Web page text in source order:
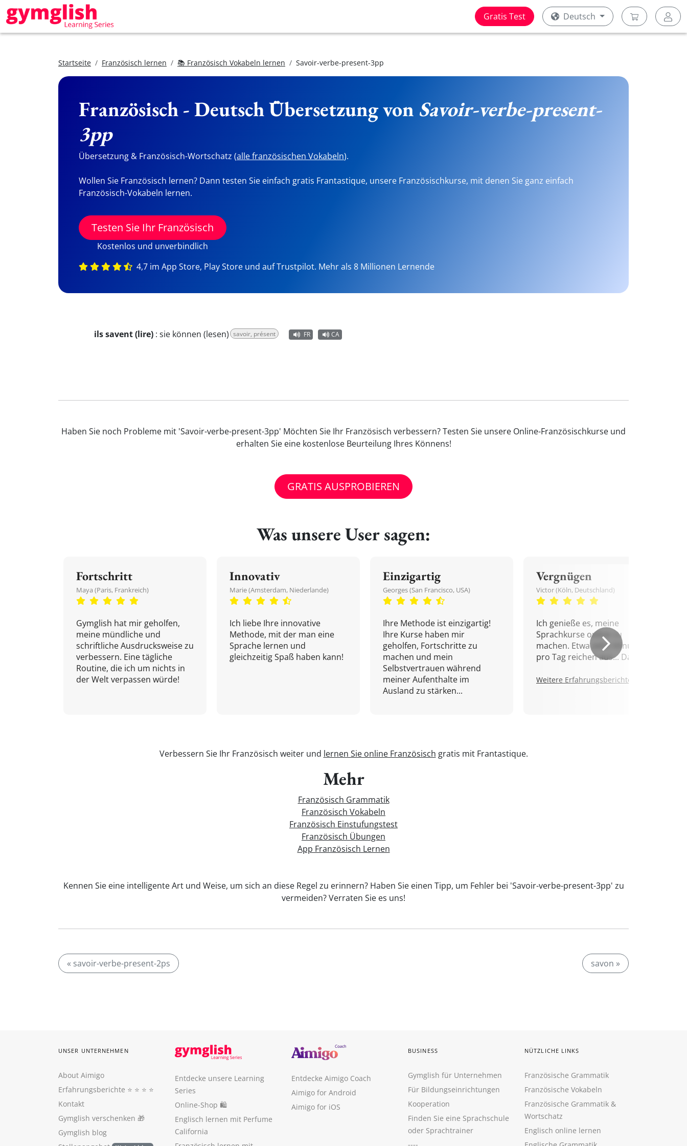
Gratis Test Deutsch
Startseite Französisch lernen 📚 Französisch Vokabeln lernen Savoir-verbe-present-3pp
Französisch - Deutsch Übersetzung von Savoir-verbe-present-
3pp
Übersetzung & Französisch-Wortschatz (alle französischen Vokabeln).
Wollen Sie Französisch lernen? Dann testen Sie einfach gratis Frantastique, unsere Französischkurse, mit denen Sie ganz einfach
Französisch-Vokabeln lernen.
Testen Sie Ihr Französisch
Kostenlos und unverbindlich
4,7 im App Store, Play Store und auf Trustpilot. Mehr als 8 Millionen Lernende
ils savent (lire) : sie können (lesen) savoir, présent FR CA
Haben Sie noch Probleme mit 'Savoir-verbe-present-3pp' Möchten Sie Ihr Französisch verbessern? Testen Sie unsere Online-Französischkurse und
erhalten Sie eine kostenlose Beurteilung Ihres Könnens!
GRATIS AUSPROBIEREN
Was unsere User sagen:
Fortschritt
Maya (Paris, Frankreich)
Gymglish hat mir geholfen,
meine mündliche und
schriftliche Ausdrucksweise zu
verbessern. Eine tägliche
Routine, die ich um nichts in
der Welt verpassen würde!
Innovativ
Marie (Amsterdam, Niederlande)
Ich liebe Ihre innovative
Methode, mit der man eine
Sprache lernen und
gleichzeitig Spaß haben kann!
Einzigartig
Georges (San Francisco, USA)
Ihre Methode ist einzigartig!
Ihre Kurse haben mir
geholfen, Fortschritte zu
machen und mein
Selbstvertrauen während
meiner Aufenthalte im
Ausland zu stärken...
Vergnügen
Victor (Köln, Deutschland)
Ich genieße es, meine
Sprachkurse online zu
machen. Etwa zehn Minuten
pro Tag reichen aus... Danke!
Weitere Erfahrungsberichte.
Verbessern Sie Ihr Französisch weiter und lernen Sie online Französisch gratis mit Frantastique.
Mehr
Französisch Grammatik
Französisch Vokabeln
Französisch Einstufungstest
Französisch Übungen
App Französisch Lernen
Kennen Sie eine intelligente Art und Weise, um sich an diese Regel zu erinnern? Haben Sie einen Tipp, um Fehler bei 'Savoir-verbe-present-3pp' zu
vermeiden? Verraten Sie es uns!
« savoir-verbe-present-2ps savon »
UNSER UNTERNEHMEN
About Aimigo
Erfahrungsberichte ⭐️ ⭐️ ⭐️ ⭐️
Kontakt
Gymglish verschenken 🎁
Gymglish blog
Entdecke unsere Learning
Series
Online-Shop 🛍
Englisch lernen mit Perfume
California
Entdecke Aimigo Coach
Aimigo for Android
Aimigo for iOS
BUSINESS
Gymglish für Unternehmen
Für Bildungseinrichtungen
Kooperation
Finden Sie eine Sprachschule
oder Sprachtrainer
NÜTZLICHE LINKS
Französische Grammatik
Französische Vokabeln
Französische Grammatik &
Wortschatz
Englisch online lernen